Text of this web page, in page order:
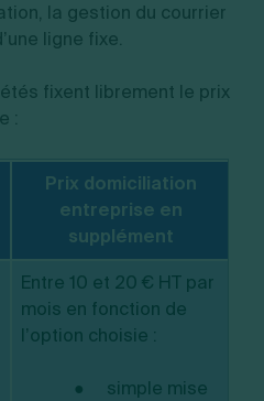
la gestion du courrier
ligne fixe.
fixent librement le prix
:
Prix domiciliation
entreprise en
supplément
Entre 10 et 20 € HT par
mois en fonction de
l’option choisie :
● simple mise